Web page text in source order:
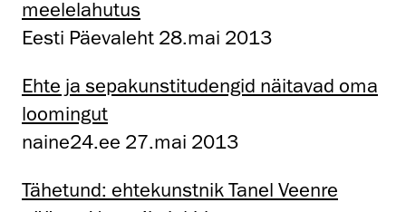
meelelahutus
Eesti Päevaleht 28.mai 2013
Ehte ja sepakunstitudengid näitavad oma
loomingut
naine24.ee 27.mai 2013
Tähetund: ehtekunstnik Tanel Veenre